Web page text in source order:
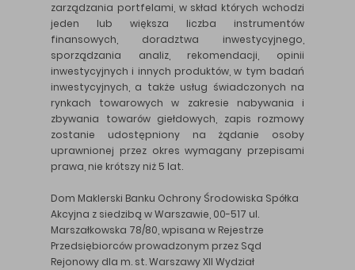
zarządzania portfelami, w skład których wchodzi
jeden lub większa liczba instrumentów
finansowych, doradztwa inwestycyjnego,
sporządzania analiz, rekomendacji, opinii
inwestycyjnych i innych produktów, w tym badań
inwestycyjnych, a także usług świadczonych na
rynkach towarowych w zakresie nabywania i
zbywania towarów giełdowych, zapis rozmowy
zostanie udostępniony na żądanie osoby
uprawnionej przez okres wymagany przepisami
prawa, nie krótszy niż 5 lat.
Dom Maklerski Banku Ochrony Środowiska Spółka
Akcyjna z siedzibą w Warszawie, 00-517 ul.
Marszałkowska 78/80, wpisana w Rejestrze
Przedsiębiorców prowadzonym przez Sąd
Rejonowy dla m. st. Warszawy XII Wydział